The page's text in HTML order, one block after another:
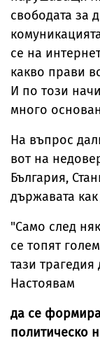
свободата за
се на
какво прави
И по този
много
На въпрос
вот на
България,
държавата
"Само след
се топят
тази
Настоявам
да се
политическо